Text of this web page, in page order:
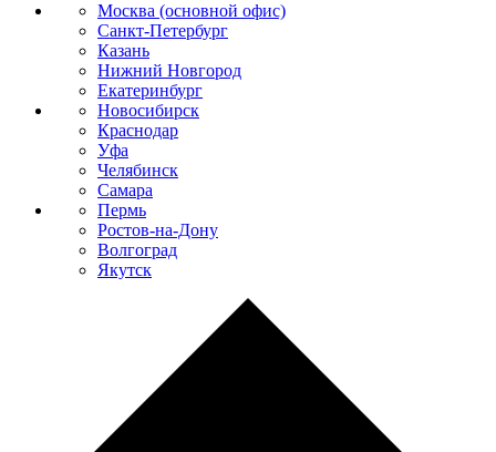
Москва (основной офис)
Санкт-Петербург
Казань
Нижний Новгород
Екатеринбург
Новосибирск
Краснодар
Уфа
Челябинск
Самара
Пермь
Ростов-на-Дону
Волгоград
Якутск